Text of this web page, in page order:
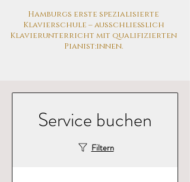
Hamburgs erste spezialisierte
Klavierschule – ausschließlich
Klavierunterricht mit qualifizierten
Pianist:innen.
Service buchen
Filtern